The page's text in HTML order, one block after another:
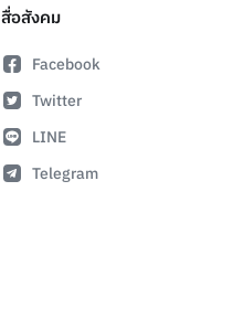
สื่อสังคม
Facebook
Twitter
LINE
Telegram